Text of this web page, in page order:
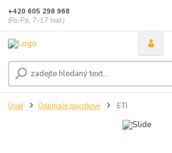
+420 605 298 968
(Po-Pá, 7-17 hod.)
Úvod Odpínače pojistkové ETI